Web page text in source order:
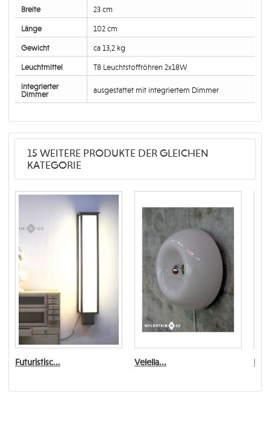
Breite 23 cm
Länge 102 cm
Gewicht ca 13,2 kg
Leuchtmittel T8 Leuchtstoffröhren 2x18W
integrierter
Dimmer
ausgestattet mit integriertem Dimmer
15 WEITERE PRODUKTE DER GLEICHEN
KATEGORIE
Futuristisc... Velella...